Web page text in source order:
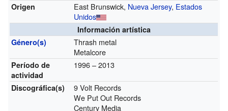
Origen
East Brunswick, Nueva Jersey, Estados
Unidos
Información artística
Género(s)
Thrash metal
Metalcore
Período de
actividad
1996 – 2013
Discográfica(s)
9 Volt Records
We Put Out Records
Century Media